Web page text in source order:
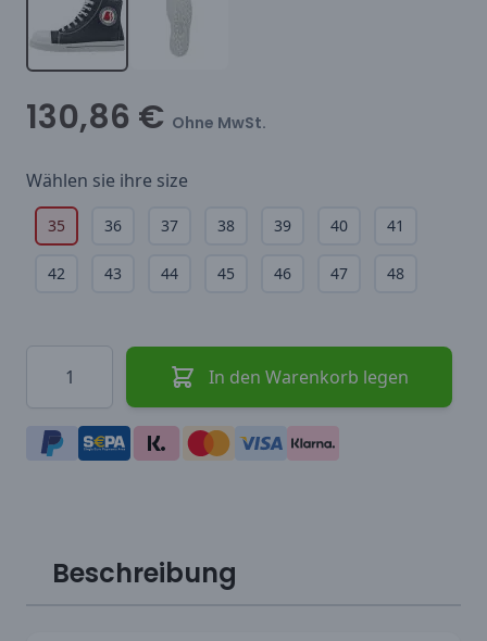
130,86 € Ohne MwSt.
Wählen sie ihre size
35 36 37 38 39 40 41
42 43 44 45 46 47 48
In den Warenkorb legen
Beschreibung